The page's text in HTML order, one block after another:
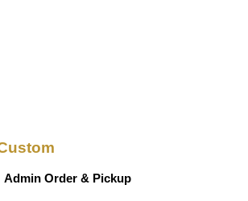
Admin Order & Pickup